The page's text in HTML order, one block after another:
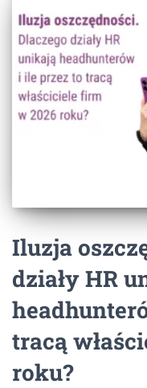
Iluzja
działy HR
tracą
roku?